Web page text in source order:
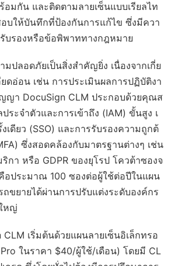
มกัน และติดตามลายเซ็นแบบเรียลไท
อบให้บันทึกที่ป้องกันการแก้ไข ซึ่งมีควา
บรองหรือข้อพิพาททางกฎหมาย
ปลอดภัยเป็นสิ่งสำคัญยิ่ง เนื่องจากเกี่ย
ดอ่อน เช่น การประเมินผลการปฏิบัติงา
ญา DocuSign CLM ประกอบด้วยคุณส
ระจำตัวและการเข้าถึง (IAM) ขั้นสูง เ
เดียว (SSO) และการรับรองความถูกต้
ซึ่งสอดคล้องกับมาตรฐานต่างๆ เช่น
ริกา หรือ GDPR ของยุโรป โควต้าซองจ
อประมาณ 100 ซองต่อผู้ใช้ต่อปีในแผน
ถขยายได้ผ่านการปรับแต่งระดับองค์กร
หญ่
เริ่มต้นด้วยแผนลายเซ็นอิเล็กทรอ
ในราคา $40/ผู้ใช้/เดือน) โดยมี CL